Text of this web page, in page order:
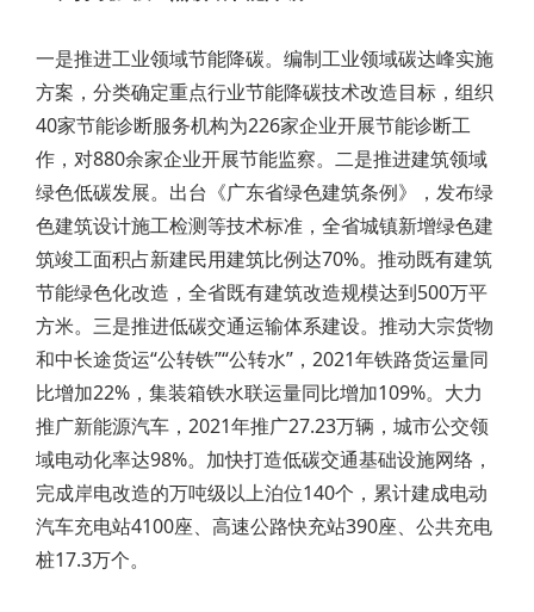
一是推进工业领域节能降碳。编制工业领域碳达峰实施
方案，分类确定重点行业节能降碳技术改造目标，组织
40家节能诊断服务机构为226家企业开展节能诊断工
作，对880余家企业开展节能监察。二是推进建筑领域
绿色低碳发展。出台《广东省绿色建筑条例》，发布绿
色建筑设计施工检测等技术标准，全省城镇新增绿色建
筑竣工面积占新建民用建筑比例达70%。推动既有建筑
节能绿色化改造，全省既有建筑改造规模达到500万平
方米。三是推进低碳交通运输体系建设。推动大宗货物
和中长途货运“公转铁”“公转水”，2021年铁路货运量同
比增加22%，集装箱铁水联运量同比增加109%。大力
推广新能源汽车，2021年推广27.23万辆，城市公交领
域电动化率达98%。加快打造低碳交通基础设施网络，
完成岸电改造的万吨级以上泊位140个，累计建成电动
汽车充电站4100座、高速公路快充站390座、公共充电
桩17.3万个。